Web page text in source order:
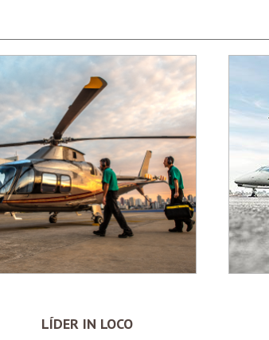
LÍDER IN LOCO